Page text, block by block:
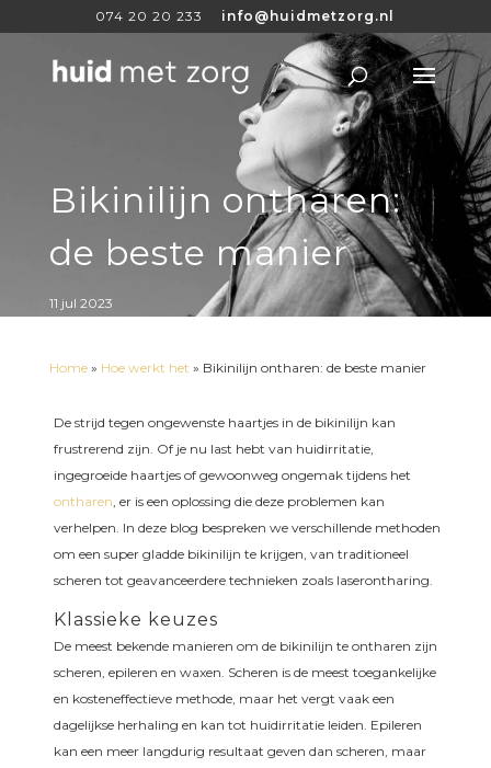
074 20 20 233 info@huidmetzorg.nl
Bikinilijn ontharen:
de beste manier
11 jul 2023
Home» Hoe werkt het » Bikinilijn ontharen: de beste manier
De strijd tegen ongewenste haartjes in de bikinilijn kan
frustrerend zijn. Of je nu last hebt van huidirritatie,
ingegroeide haartjes of gewoonweg ongemak tijdens het
ontharen, er is een oplossing die deze problemen kan
verhelpen. In deze blog bespreken we verschillende methoden
om een super gladde bikinilijn te krijgen, van traditioneel
scheren tot geavanceerdere technieken zoals laserontharing.
Klassieke keuzes
De meest bekende manieren om de bikinilijn te ontharen zijn
scheren, epileren en waxen. Scheren is de meest toegankelijke
en kosteneffectieve methode, maar het vergt vaak een
dagelijkse herhaling en kan tot huidirritatie leiden. Epileren
kan een meer langdurig resultaat geven dan scheren, maar